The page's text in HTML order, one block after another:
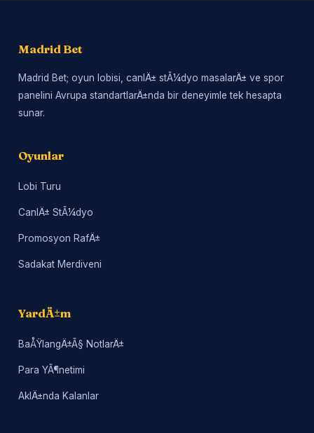
Madrid Bet
Madrid Bet; oyun lobisi, canlÄ± stÃ¼dyo masalarÄ± ve spor
panelini Avrupa standartlarÄ±nda bir deneyimle tek hesapta
sunar.
Oyunlar
Lobi Turu
CanlÄ± StÃ¼dyo
Promosyon RafÄ±
Sadakat Merdiveni
YardÄ±m
BaÅŸlangÄ±Ã§ NotlarÄ±
Para YÃ¶netimi
AklÄ±nda Kalanlar